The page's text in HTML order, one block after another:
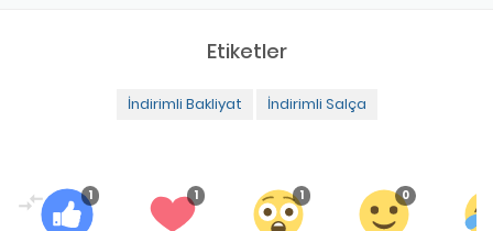
Etiketler
İndirimli Bakliyat İndirimli Salça
1 1 1 0